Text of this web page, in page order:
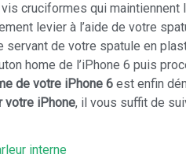
cruciformes qui maintiennent
levier à l’aide de votre
servant de votre spatule en
home de l’iPhone 6 puis
de votre iPhone 6 est enfin
votre iPhone, il vous suffit de
interne